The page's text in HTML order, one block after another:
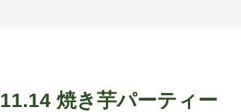
焼き芋パーティー